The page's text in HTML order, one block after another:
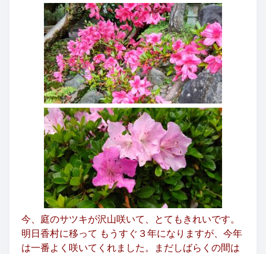
今、庭のサツキが沢山咲いて、とてもきれいです。
明日香村に移って もうすぐ３年になりますが、今年
は一番よく咲いてくれました。まだしばらくの間は